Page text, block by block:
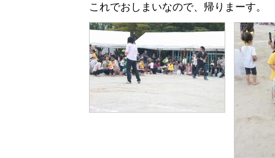
これでおしまいなので、帰りまーす。